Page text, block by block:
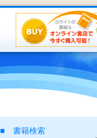
■ 書籍検索